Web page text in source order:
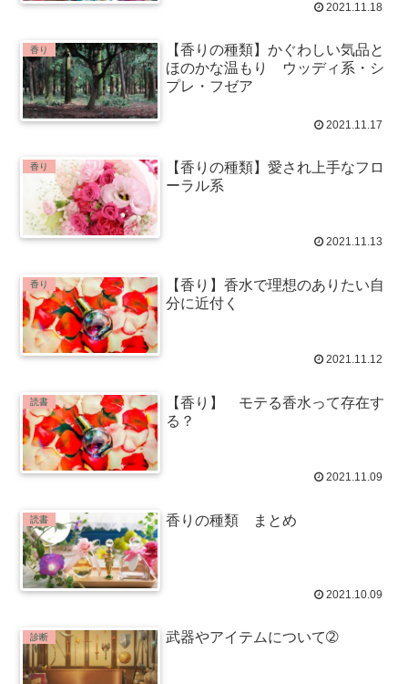
2021.11.18
香り
【香りの種類】かぐわしい気品と
ほのかな温もり ウッディ系・シ
プレ・フゼア
2021.11.17
香り
【香りの種類】愛され上手なフロ
ーラル系
2021.11.13
香り
【香り】香水で理想のありたい自
分に近付く
2021.11.12
読書
【香り】 モテる香水って存在す
る？
2021.11.09
読書 香りの種類 まとめ
2021.10.09
診断 武器やアイテムについて➁